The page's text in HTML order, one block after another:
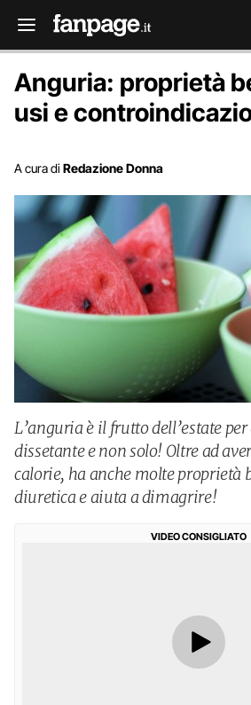
Anguria: proprietà
usi e
A cura di Redazione Donna
L’anguria è il frutto dell’estate per
dissetante e non solo! Oltre ad
calorie, ha anche molte proprietà
diuretica e aiuta a dimagrire!
VIDEO CONSIGLIATO